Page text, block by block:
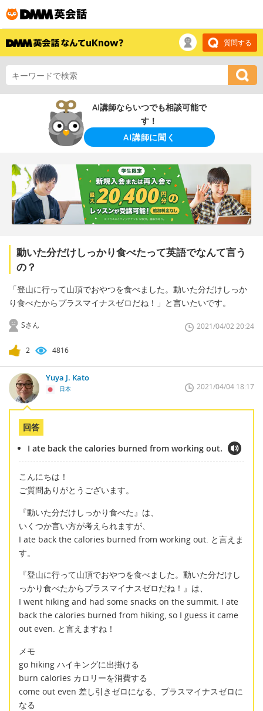
質問する
AI講師ならいつでも相談可能で
す！
AI講師に聞く
動いた分だけしっかり食べたって英語でなんて言う
の？
「登山に行って山頂でおやつを食べました。動いた分だけしっか
り食べたからプラスマイナスゼロだね！」と言いたいです。
Sさん 2021/04/02 20:24
2 4816
Yuya J. Kato
日本 2021/04/04 18:17
回答
I ate back the calories burned from working out.
こんにちは！
ご質問ありがとうございます。
『動いた分だけしっかり食べた』は、
いくつか言い方が考えられますが、
I ate back the calories burned from working out. と言えま
す。
『登山に行って山頂でおやつを食べました。動いた分だけし
っかり食べたからプラスマイナスゼロだね！』は、
I went hiking and had some snacks on the summit. I ate
back the calories burned from hiking, so I guess it came
out even. と言えますね！
メモ
go hiking ハイキングに出掛ける
burn calories カロリーを消費する
come out even 差し引きゼロになる、プラスマイナスゼロに
なる